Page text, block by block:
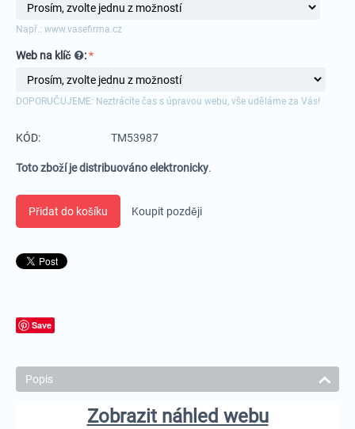
Např.: www.vasefirma.cz
Web na klíč :
DOPORUČUJEME: Neztrácíte čas s úpravou webu, vše uděláme za Vás!
KÓD: TM53987
Toto zboží je distribuováno elektronicky.
Přidat do košíku Koupit později
Save
Popis
Zobrazit náhled webu